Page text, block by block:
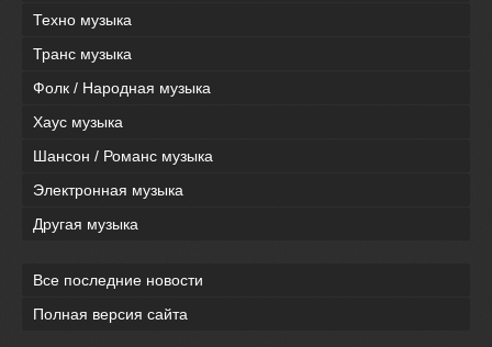
Техно музыка
Транс музыка
Фолк / Народная музыка
Хаус музыка
Шансон / Романс музыка
Электронная музыка
Другая музыка
Все последние новости
Полная версия сайта